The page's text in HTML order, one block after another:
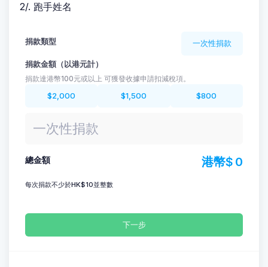
2/. 跑手姓名
捐款類型 一次性捐款
捐款金額（以港元計）
捐款達港幣100元或以上 可獲發收據申請扣減稅項。
$2,000 $1,500 $800
總金額 港幣$ 0
每次捐款不少於HK$10並整數
下一步